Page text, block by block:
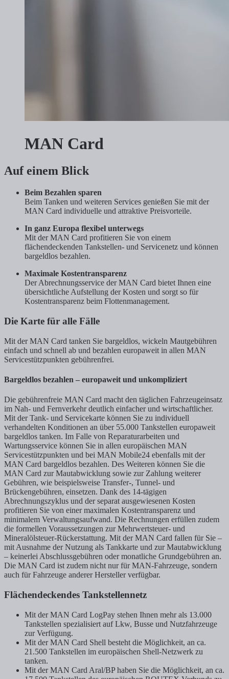
MAN Card
Auf einem Blick
Beim Bezahlen sparen
Beim Tanken und weiteren Services genießen Sie mit der
MAN Card individuelle und attraktive Preisvorteile.
In ganz Europa flexibel unterwegs
Mit der MAN Card profitieren Sie von einem
flächendeckenden Tankstellen- und Servicenetz und können
bargeldlos bezahlen.
Maximale Kostentransparenz
Der Abrechnungsservice der MAN Card bietet Ihnen eine
übersichtliche Aufstellung der Kosten und sorgt so für
Kostentransparenz beim Flottenmanagement.
Die Karte für alle Fälle
Mit der MAN Card tanken Sie bargeldlos, wickeln Mautgebühren
einfach und schnell ab und bezahlen europaweit in allen MAN
Servicestützpunkten gebührenfrei.
Bargeldlos bezahlen – europaweit und unkompliziert
Die gebührenfreie MAN Card macht den täglichen Fahrzeugeinsatz
im Nah- und Fernverkehr deutlich einfacher und wirtschaftlicher.
Mit der Tank- und Servicekarte können Sie zu individuell
verhandelten Konditionen an über 55.000 Tankstellen europaweit
bargeldlos tanken. Im Falle von Reparaturarbeiten und
Wartungsservice können Sie in allen europäischen MAN
Servicestützpunkten und bei MAN Mobile24 ebenfalls mit der
MAN Card bargeldlos bezahlen. Des Weiteren können Sie die
MAN Card zur Mautabwicklung sowie zur Zahlung weiterer
Gebühren, wie beispielsweise Transfer-, Tunnel- und
Brückengebühren, einsetzen. Dank des 14-tägigen
Abrechnungszyklus und der separat ausgewiesenen Kosten
profitieren Sie von einer maximalen Kostentransparenz und
minimalem Verwaltungsaufwand. Die Rechnungen erfüllen zudem
die formellen Voraussetzungen zur Mehrwertsteuer- und
Mineralölsteuer-Rückerstattung. Mit der MAN Card fallen für Sie –
mit Ausnahme der Nutzung als Tankkarte und zur Mautabwicklung
– keinerlei Abschlussgebühren oder monatliche Grundgebühren an.
Die MAN Card ist zudem nicht nur für MAN-Fahrzeuge, sondern
auch für Fahrzeuge anderer Hersteller verfügbar.
Flächendeckendes Tankstellennetz
Mit der MAN Card LogPay stehen Ihnen mehr als 13.000
Tankstellen spezialisiert auf Lkw, Busse und Nutzfahrzeuge
zur Verfügung.
Mit der MAN Card Shell besteht die Möglichkeit, an ca.
21.500 Tankstellen im europäischen Shell-Netzwerk zu
tanken.
Mit der MAN Card Aral/BP haben Sie die Möglichkeit, an ca.